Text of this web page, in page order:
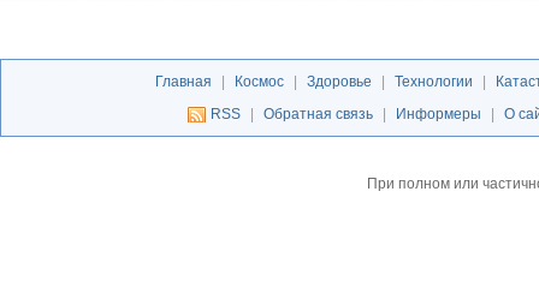
Главная | Космос | Здоровье | Технологии |
RSS
| Обратная связь | Информеры | О
При полном или